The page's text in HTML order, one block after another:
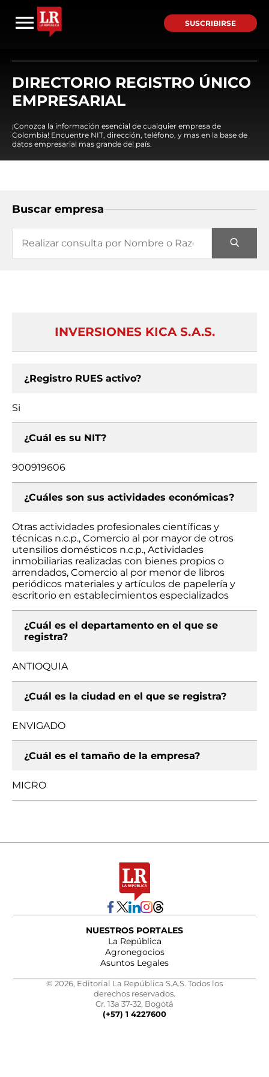
SUSCRIBIRSE
DIRECTORIO REGISTRO ÚNICO
EMPRESARIAL
¡Conozca la información esencial de cualquier empresa de
Colombia! Encuentre NIT, dirección, teléfono, y mas en la base de
datos empresarial mas grande del país.
Buscar empresa
INVERSIONES KICA S.A.S.
¿Registro RUES activo?
Si
¿Cuál es su NIT?
900919606
¿Cuáles son sus actividades económicas?
Otras actividades profesionales científicas y
técnicas n.c.p., Comercio al por mayor de otros
utensilios domésticos n.c.p., Actividades
inmobiliarias realizadas con bienes propios o
arrendados, Comercio al por menor de libros
periódicos materiales y artículos de papelería y
escritorio en establecimientos especializados
¿Cuál es el departamento en el que se
registra?
ANTIOQUIA
¿Cuál es la ciudad en el que se registra?
ENVIGADO
¿Cuál es el tamaño de la empresa?
MICRO
NUESTROS PORTALES
La República
Agronegocios
Asuntos Legales
© 2026, Editorial La República S.A.S. Todos los
derechos reservados.
Cr. 13a 37-32, Bogotá
(+57) 1 4227600